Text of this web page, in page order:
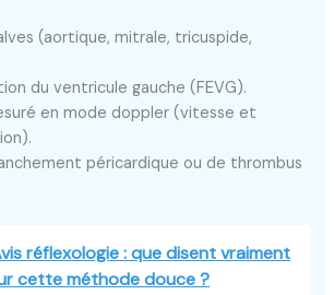
(aortique, mitrale, tricuspide,
du ventricule gauche (FEVG).
en mode doppler (vitesse et
péricardique ou de thrombus
réflexologie : que disent vraiment
cette méthode douce ?